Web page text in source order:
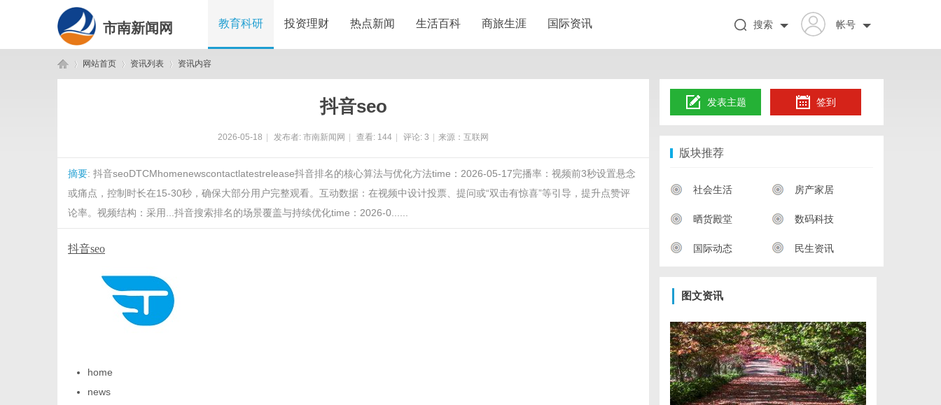
市南新闻网 教育科研 投资理财 热点新闻 生活百科 商旅生涯 国际资讯 帐号
搜索
网站首页 资讯列表 资讯内容
抖音seo
2026-05-18 发布者: 市南新闻网 查看: 144 评论: 3 来源：互联网
摘要: 抖音seoDTCMhomenewscontactlatestrelease抖音排名的核心算法与优化方法time：2026-05-17完播率：视频前3秒设置悬念
或痛点，控制时长在15-30秒，确保大部分用户完整观看。互动数据：在视频中设计投票、提问或“双击有惊喜”等引导，提升点赞评
论率。视频结构：采用...抖音搜索排名的场景覆盖与持续优化time：2026-0......
抖音seo
home
news
发表主题 签到
版块推荐
社会生活 房产家居
晒货殿堂 数码科技
国际动态 民生资讯
图文资讯